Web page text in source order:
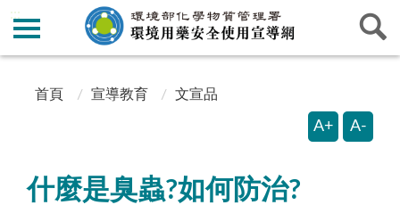
:::
:::
首頁 宣導教育 文宣品
A+ A-
什麼是臭蟲?如何防治?